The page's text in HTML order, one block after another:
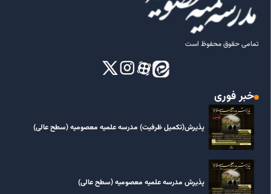
تمامی حقوق محفوظ است
خبر فوری
پذیرش(تکمیل ظرفیت) مدرسه علمیه معصومیه‌ (سطح عالی)
پذیرش مدرسه علمیه معصومیه‌ (سطح عالی)